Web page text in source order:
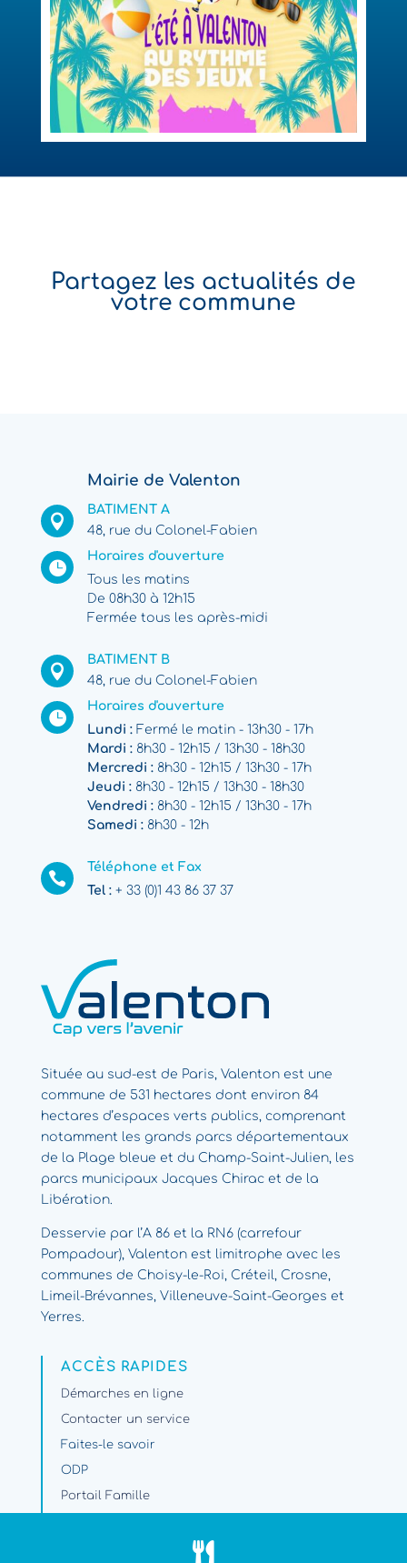
Partagez les actualités de
votre commune
Mairie de Valenton

BATIMENT A
48, rue du Colonel-Fabien

Horaires d'ouverture
Tous les matins
De 08h30 à 12h15
Fermée tous les après-midi

BATIMENT B
48, rue du Colonel-Fabien

Horaires d'ouverture
Lundi :Fermé le matin - 13h30 - 17h
Mardi :8h30 - 12h15 / 13h30 - 18h30
Mercredi :8h30 - 12h15 / 13h30 - 17h
Jeudi :8h30 - 12h15 / 13h30 - 18h30
Vendredi :8h30 - 12h15 / 13h30 - 17h
Samedi :8h30 - 12h

Téléphone et Fax
Tel :+ 33 (0)1 43 86 37 37
Située au sud-est de Paris, Valenton est une
commune de 531 hectares dont environ 84
hectares d’espaces verts publics, comprenant
notamment les grands parcs départementaux
de la Plage bleue et du Champ-Saint-Julien, les
parcs municipaux Jacques Chirac et de la
Libération.
Desservie par l’A 86 et la RN6 (carrefour
Pompadour), Valenton est limitrophe avec les
communes de Choisy-le-Roi, Créteil, Crosne,
Limeil-Brévannes, Villeneuve-Saint-Georges et
Yerres.
ACCÈS RAPIDES
Démarches en ligne
Contacter un service
Faites-le savoir
ODP
Portail Famille
